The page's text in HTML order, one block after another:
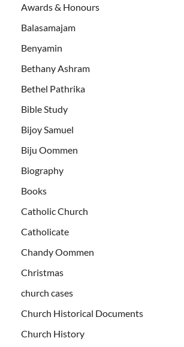
Awards & Honours
Balasamajam
Benyamin
Bethany Ashram
Bethel Pathrika
Bible Study
Bijoy Samuel
Biju Oommen
Biography
Books
Catholic Church
Catholicate
Chandy Oommen
Christmas
church cases
Church Historical Documents
Church History